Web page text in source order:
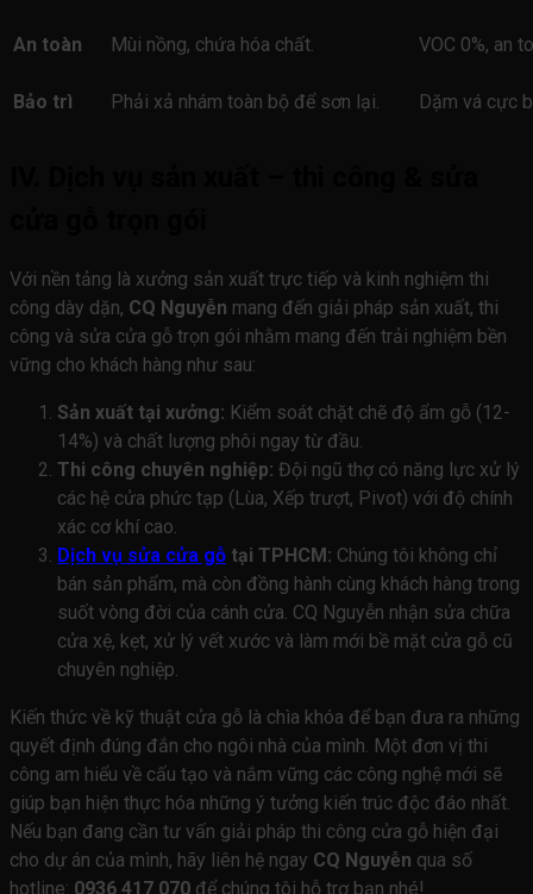
An toàn Mùi nồng, chứa hóa chất. VOC 0%, an
Bảo trì Phải xả nhám toàn bộ để sơn lại. Dặm vá cực
Với nền tảng là xưởng sản xuất trực tiếp và kinh nghiệm thi
công dày dặn, CQ Nguyễn mang đến giải pháp sản xuất, thi
công và sửa cửa gỗ trọn gói nhằm mang đến trải nghiệm bền
vững cho khách hàng như sau:
Sản xuất tại xưởng: Kiểm soát chặt chẽ độ ẩm gỗ (12-
14%) và chất lượng phôi ngay từ đầu.
Thi công chuyên nghiệp: Đội ngũ thợ có năng lực xử lý
các hệ cửa phức tạp (Lùa, Xếp trượt, Pivot) với độ chính
xác cơ khí cao.
Dịch vụ sửa cửa gỗ tại TPHCM: Chúng tôi không chỉ
bán sản phẩm, mà còn đồng hành cùng khách hàng trong
suốt vòng đời của cánh cửa. CQ Nguyễn nhận sửa chữa
cửa xệ, kẹt, xử lý vết xước và làm mới bề mặt cửa gỗ cũ
chuyên nghiệp.
Kiến thức về kỹ thuật cửa gỗ là chìa khóa để bạn đưa ra những
quyết định đúng đắn cho ngôi nhà của mình. Một đơn vị thi
công am hiểu về cấu tạo và nắm vững các công nghệ mới sẽ
giúp bạn hiện thực hóa những ý tưởng kiến trúc độc đáo nhất.
Nếu bạn đang cần tư vấn giải pháp thi công cửa gỗ hiện đại
cho dự án của mình, hãy liên hệ ngay CQ Nguyễn qua số
hotline: 0936 417 070 để chúng tôi hỗ trợ bạn nhé!